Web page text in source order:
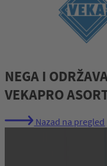
NEGA I
VEKAPRO
Nazad na pregled